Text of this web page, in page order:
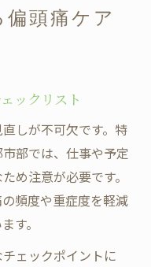
偏頭痛ケア
ックリスト
しが不可欠です。特
部では、仕事や予定
め注意が必要です。
頻度や重症度を軽減
す。
ェックポイントに